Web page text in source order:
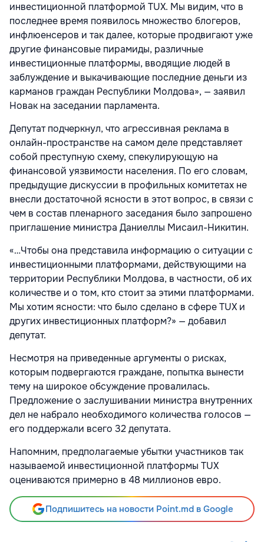
инвестиционной платформой TUX. Мы видим, что в
последнее время появилось множество блогеров,
инфлюенсеров и так далее, которые продвигают уже
другие финансовые пирамиды, различные
инвестиционные платформы, вводящие людей в
заблуждение и выкачивающие последние деньги из
карманов граждан Республики Молдова», — заявил
Новак на заседании парламента.
Депутат подчеркнул, что агрессивная реклама в
онлайн-пространстве на самом деле представляет
собой преступную схему, спекулирующую на
финансовой уязвимости населения. По его словам,
предыдущие дискуссии в профильных комитетах не
внесли достаточной ясности в этот вопрос, в связи с
чем в состав пленарного заседания было запрошено
приглашение министра Даниеллы Мисаил-Никитин.
«…Чтобы она представила информацию о ситуации с
инвестиционными платформами, действующими на
территории Республики Молдова, в частности, об их
количестве и о том, кто стоит за этими платформами.
Мы хотим ясности: что было сделано в сфере TUX и
других инвестиционных платформ?» — добавил
депутат.
Несмотря на приведенные аргументы о рисках,
которым подвергаются граждане, попытка вынести
тему на широкое обсуждение провалилась.
Предложение о заслушивании министра внутренних
дел не набрало необходимого количества голосов —
его поддержали всего 32 депутата.
Напомним, предполагаемые убытки участников так
называемой инвестиционной платформы TUX
оцениваются примерно в 48 миллионов евро.
Подпишитесь на новости Point.md в Google